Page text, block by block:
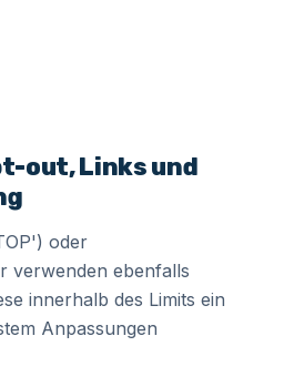
out, Links und
oder
verwenden ebenfalls
innerhalb des Limits ein
Anpassungen